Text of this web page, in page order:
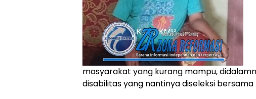
masyarakat yang kurang mampu,
disabilitas yang nantinya diseleksi bersama